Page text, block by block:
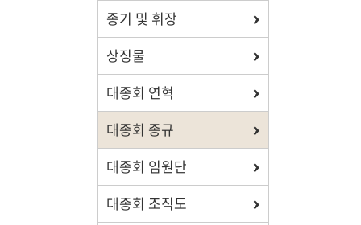
효행 정신과 숭조돈종의 사상이
투철한 장학생을 지원합니다.
자료실
보학, 전통상식, 도서관에서
유익한 정보를 확인하세요.
종기 및 휘장
상징물
대종회 연혁
대종회 종규
대종회 임원단
대종회 조직도